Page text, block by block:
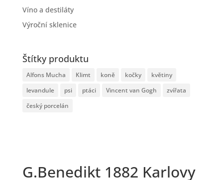
Víno a destiláty
Výroční sklenice
Štítky produktu
Alfons Mucha Klimt koně kočky
květiny
levandule
psi ptáci Vincent van Gogh
zvířata
český porcelán
G.Benedikt 1882 Karlovy